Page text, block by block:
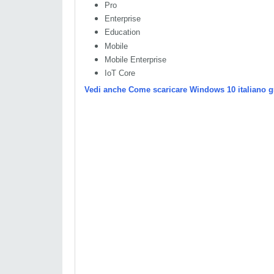
Pro
Enterprise
Education
Mobile
Mobile Enterprise
IoT Core
Vedi anche Come scaricare Windows 10 italiano